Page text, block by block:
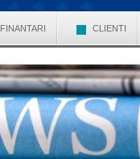
FINANTARI CLIENTI